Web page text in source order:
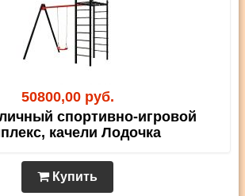
50800,00 руб.
спортивно-игровой
качели Лодочка
Купить